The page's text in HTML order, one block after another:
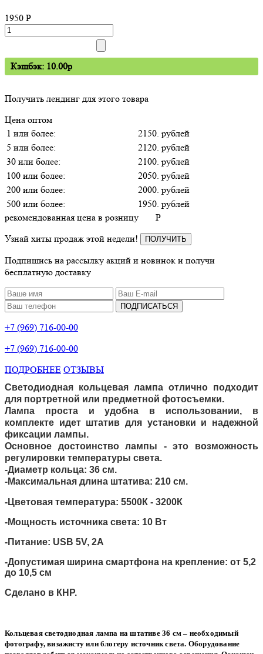
1950 P
Кэшбэк: 10.00p
Получить лендинг для этого товара
Цена оптом
1 или более:
2150. рублей
5 или более:
2120. рублей
30 или более:
2100. рублей
100 или более:
2050. рублей
200 или более:
2000. рублей
500 или более:
1950. рублей
рекомендованная цена в розницу
P
Узнай хиты продаж этой недели!
ПОЛУЧИТЬ
Подпишись на рассылку акций и новинок и получи
бесплатную доставку
ПОДПИСАТЬСЯ
+7 (969) 716-00-00
+7 (969) 716-00-00
ПОДРОБНЕЕ ОТЗЫВЫ
Светодиодная кольцевая лампа отлично подходит
для портретной или предметной фотосъемки.
Лампа проста и удобна в использовании, в
комплекте идет штатив для установки и надежной
фиксации лампы.
Основное достоинство лампы - это возможность
регулировки температуры света.
-Диаметр кольца: 36 см.
-Максимальная длина штатива: 210 см.
-Цветовая температура: 5500К - 3200К
-Мощность источника света: 10 Вт
-Питание: USB 5V, 2А
-Допустимая ширина смартфона на крепление: от 5,2
до 10,5 см
Сделано в КНР.
Кольцевая светодиодная лампа на штативе 36 см – необходимый
фотографу, визажисту или блогеру источник света. Оборудование